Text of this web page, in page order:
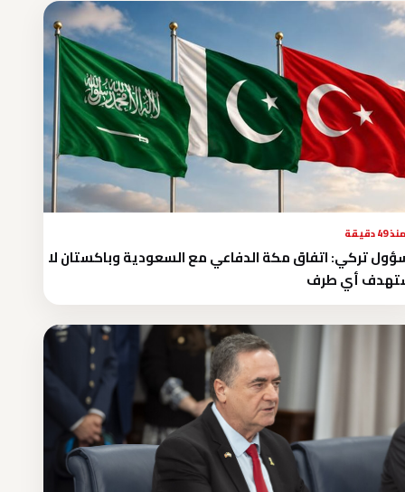
منذ 49 دقيقة
تركي: اتفاق مكة الدفاعي مع السعودية وباكستان لا
أي طرف